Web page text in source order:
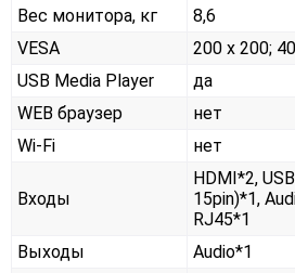
Вес монитора, кг
8,6
VESA
200 x 200;
USB Media Player
да
WEB браузер
нет
Wi-Fi
нет
Входы
HDMI*2,
15pin)*1,
RJ45*1
Выходы
Audio*1